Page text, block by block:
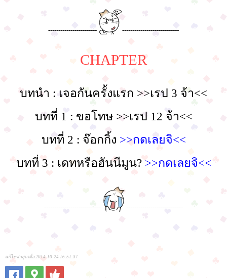
------------------------ ----------------------------
CHAPTER
บทนำ : เจอกันครั้งแรก >>เรป 3 จ้า<<
บทที่ 1 : ขอโทษ >>เรป 12 จ้า<<
บทที่ 2 : จ๊อกกิ้ง >>กดเลยจิ<<
บทที่ 3 : เดทหรือฮันนีมูน? >>กดเลยจิ<<
---------------------------- ----------------------------
แก้ไขล่าสุดเมื่อ 2014-10-24 16:51:37